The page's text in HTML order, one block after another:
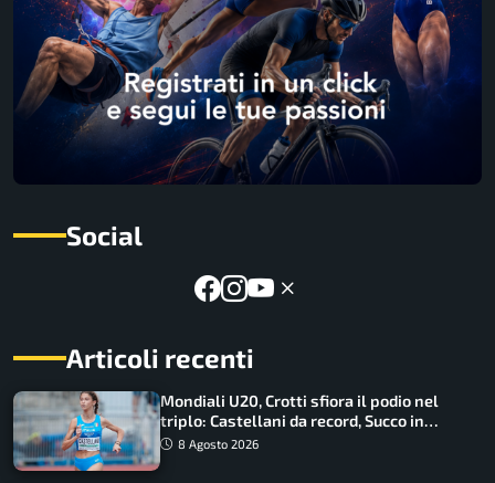
Social
Articoli recenti
Mondiali U20, Crotti sfiora il podio nel
triplo: Castellani da record, Succo in
finale
8 Agosto 2026